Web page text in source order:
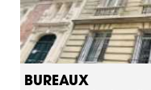
BUREAUX